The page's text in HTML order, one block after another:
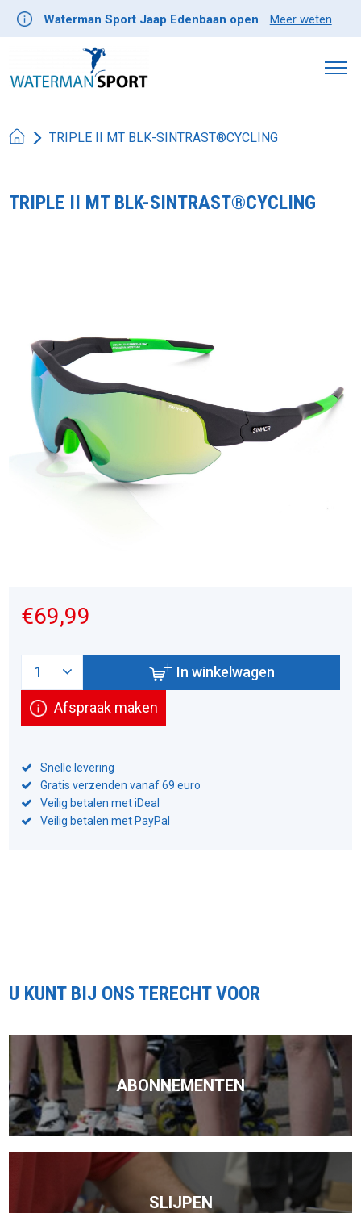
Waterman Sport Jaap Edenbaan open Meer weten
TRIPLE II MT BLK-SINTRAST®CYCLING
TRIPLE II MT BLK-SINTRAST®CYCLING
€69,99
In winkelwagen
Afspraak maken
Snelle levering
Gratis verzenden vanaf 69 euro
Veilig betalen met iDeal
Veilig betalen met PayPal
U KUNT BIJ ONS TERECHT VOOR
ABONNEMENTEN
SLIJPEN